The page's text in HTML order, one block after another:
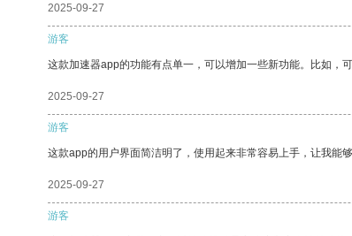
2025-09-27
游客
这款加速器app的功能有点单一，可以增加一些新功能。比如，
2025-09-27
游客
这款app的用户界面简洁明了，使用起来非常容易上手，让我能够
2025-09-27
游客